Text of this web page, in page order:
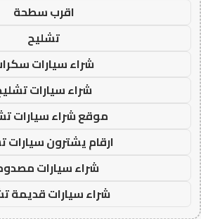
اقرب سطحة
تشليح
شراء سيارات
شراء سيارات
موقع شراء سيارات
ارقام يشترون سيارات
شراء سيارات
شراء سيارات قديمة